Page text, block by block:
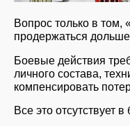
Вопрос только в том,
продержаться дольше
Боевые действия
личного состава,
компенсировать
Все это отсутствует